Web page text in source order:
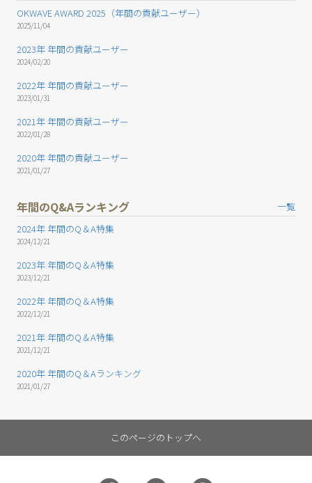
OKWAVE AWARD 2025（年間の貢献ユーザー）
2025/11/04
2023年 年間の貢献ユーザー
2024/02/20
2022年 年間の貢献ユーザー
2023/01/31
2021年 年間の貢献ユーザー
2022/01/28
2020年 年間の貢献ユーザー
2021/01/27
年間のQ&Aランキング
一覧
2024年 年間のQ＆A特集
2024/12/21
2023年 年間のQ＆A特集
2023/12/21
2022年 年間のQ＆A特集
2022/12/21
2021年 年間のQ＆A特集
2021/12/21
2020年 年間のQ＆Aランキング
2021/01/27
このページのトップへ